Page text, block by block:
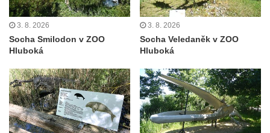
Socha krokodýla v ZOO Dresden
Socha Faun s medvíďaty v ZOO Dresden
Socha divokého prasete před vstupem do
ZOO Dresden
Socha světce severně od Lužce nad
Vltavou
3. 8. 2026
Socha Smilodon v ZOO
Hluboká
3. 8. 2026
Socha Veledaněk v ZOO
Hluboká